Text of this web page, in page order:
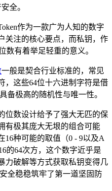
全。
作为一款广为人知的数字
关注的核心要点，而私钥，作
数有着举足轻重的意义。
一般是契合行业标准的，常见
，这些64位十六进制字符是借
备极高的随机性与唯一性。
位数设计给予了强大无匹的保
有极其庞大无垠的组合可能
16种可能的取值（0 - 9以及A
的64次方，这个数字近乎是
力破解等方式获取私钥变得几
全稳稳筑牢了第一道坚固防